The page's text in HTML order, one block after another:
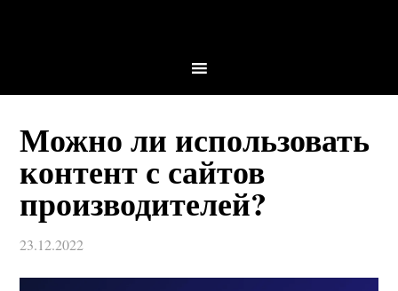
Можно ли использовать
контент с сайтов
производителей?
23.12.2022